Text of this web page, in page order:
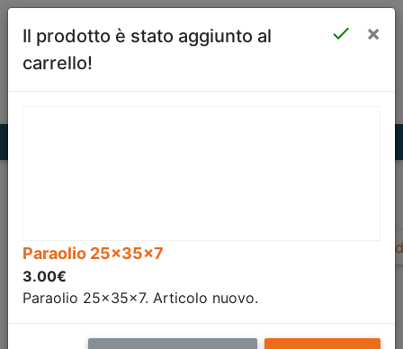
Sellforyouvende per te!
Il prodotto è stato aggiunto al
carrello!
 ×
Paraolio 25x35x7
3.00€
Paraolio 25x35x7. Articolo nuovo.
Paraolio 25x35x7